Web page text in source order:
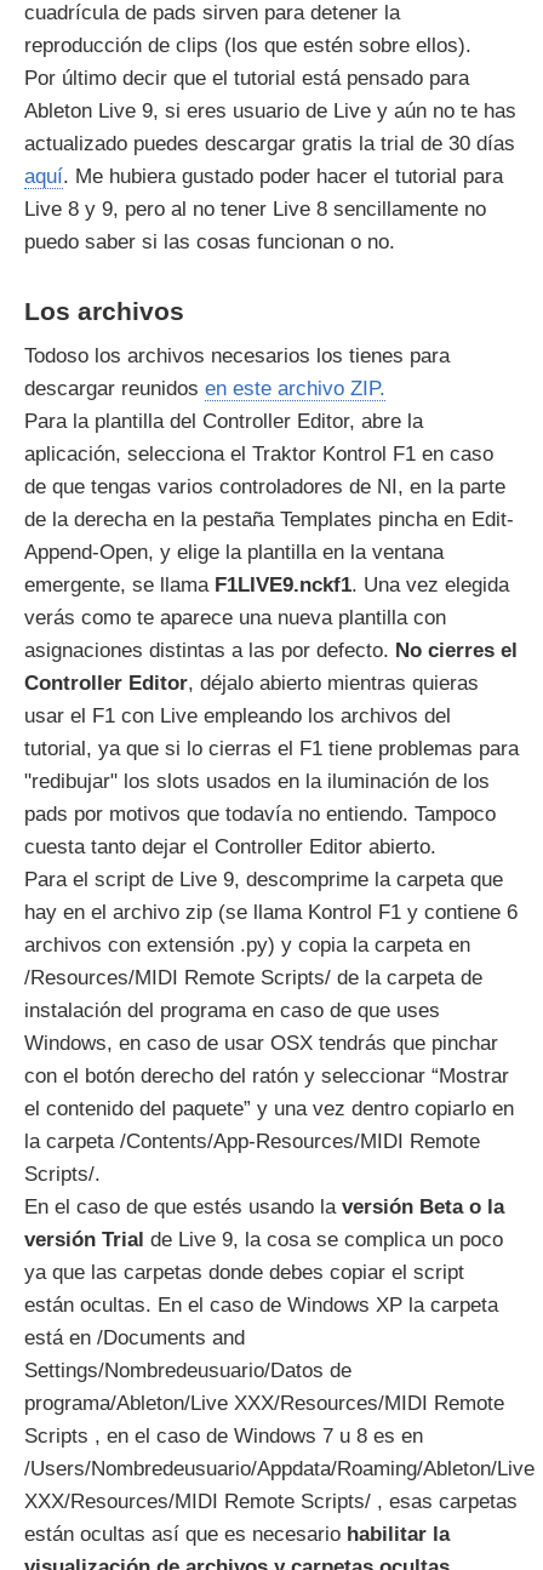
cuadrícula de pads sirven para detener la
reproducción de clips (los que estén sobre ellos).
Por último decir que el tutorial está pensado para
Ableton Live 9, si eres usuario de Live y aún no te has
actualizado puedes descargar gratis la trial de 30 días
aquí. Me hubiera gustado poder hacer el tutorial para
Live 8 y 9, pero al no tener Live 8 sencillamente no
puedo saber si las cosas funcionan o no.
Los archivos
Todoso los archivos necesarios los tienes para
descargar reunidos en este archivo ZIP.
Para la plantilla del Controller Editor, abre la
aplicación, selecciona el Traktor Kontrol F1 en caso
de que tengas varios controladores de NI, en la parte
de la derecha en la pestaña Templates pincha en Edit-
Append-Open, y elige la plantilla en la ventana
emergente, se llama F1LIVE9.nckf1. Una vez elegida
verás como te aparece una nueva plantilla con
asignaciones distintas a las por defecto. No cierres el
Controller Editor, déjalo abierto mientras quieras
usar el F1 con Live empleando los archivos del
tutorial, ya que si lo cierras el F1 tiene problemas para
"redibujar" los slots usados en la iluminación de los
pads por motivos que todavía no entiendo. Tampoco
cuesta tanto dejar el Controller Editor abierto.
Para el script de Live 9, descomprime la carpeta que
hay en el archivo zip (se llama Kontrol F1 y contiene 6
archivos con extensión .py) y copia la carpeta en
/Resources/MIDI Remote Scripts/ de la carpeta de
instalación del programa en caso de que uses
Windows, en caso de usar OSX tendrás que pinchar
con el botón derecho del ratón y seleccionar “Mostrar
el contenido del paquete” y una vez dentro copiarlo en
la carpeta /Contents/App-Resources/MIDI Remote
Scripts/.
En el caso de que estés usando la versión Beta o la
versión Trial de Live 9, la cosa se complica un poco
ya que las carpetas donde debes copiar el script
están ocultas. En el caso de Windows XP la carpeta
está en /Documents and
Settings/Nombredeusuario/Datos de
programa/Ableton/Live XXX/Resources/MIDI Remote
Scripts , en el caso de Windows 7 u 8 es en
/Users/Nombredeusuario/Appdata/Roaming/Ableton/Live
XXX/Resources/MIDI Remote Scripts/ , esas carpetas
están ocultas así que es necesario habilitar la